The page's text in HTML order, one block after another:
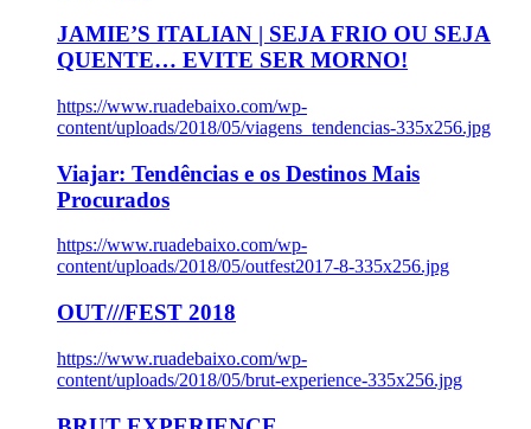
JAMIE’S ITALIAN | SEJA FRIO OU SEJA
QUENTE… EVITE SER MORNO!
https://www.ruadebaixo.com/wp-
content/uploads/2018/05/viagens_tendencias-335x256.jpg
Viajar: Tendências e os Destinos Mais
Procurados
https://www.ruadebaixo.com/wp-
content/uploads/2018/05/outfest2017-8-335x256.jpg
OUT///FEST 2018
https://www.ruadebaixo.com/wp-
content/uploads/2018/05/brut-experience-335x256.jpg